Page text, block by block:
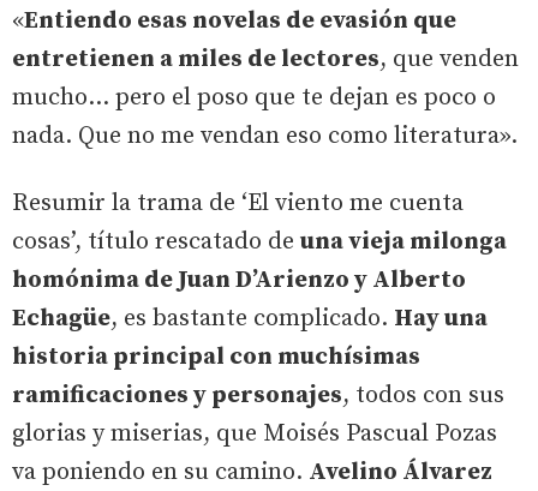
«Entiendo esas novelas de evasión que
entretienen a miles de lectores, que venden
mucho... pero el poso que te dejan es poco o
nada. Que no me vendan eso como literatura».
Resumir la trama de ‘El viento me cuenta
cosas’, título rescatado de una vieja milonga
homónima de Juan D’Arienzo y Alberto
Echagüe, es bastante complicado. Hay una
historia principal con muchísimas
ramificaciones y personajes, todos con sus
glorias y miserias, que Moisés Pascual Pozas
va poniendo en su camino. Avelino Álvarez